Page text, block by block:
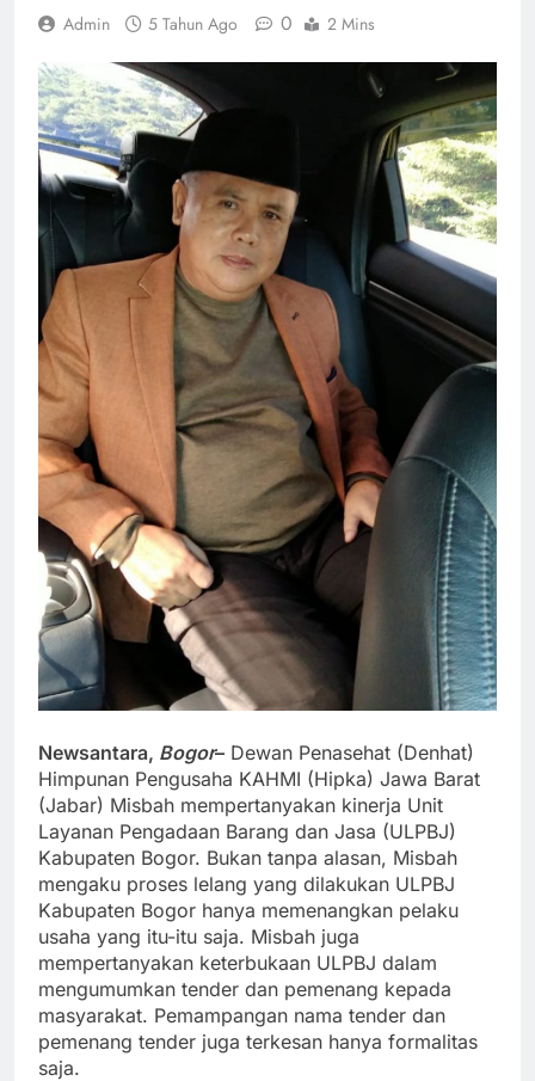
Admin 5 Tahun Ago 0 2 Mins
Newsantara, Bogor– Dewan Penasehat (Denhat)
Himpunan Pengusaha KAHMI (Hipka) Jawa Barat
(Jabar) Misbah mempertanyakan kinerja Unit
Layanan Pengadaan Barang dan Jasa (ULPBJ)
Kabupaten Bogor. Bukan tanpa alasan, Misbah
mengaku proses lelang yang dilakukan ULPBJ
Kabupaten Bogor hanya memenangkan pelaku
usaha yang itu-itu saja. Misbah juga
mempertanyakan keterbukaan ULPBJ dalam
mengumumkan tender dan pemenang kepada
masyarakat. Pemampangan nama tender dan
pemenang tender juga terkesan hanya formalitas
saja.